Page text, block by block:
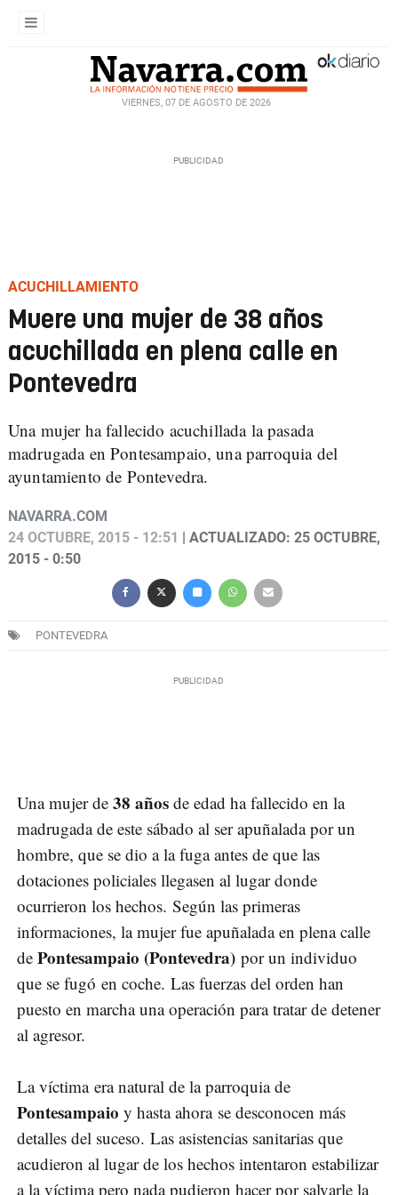
VIERNES, 07 DE AGOSTO DE 2026
ACUCHILLAMIENTO
Muere una mujer de 38 años
acuchillada en plena calle en
Pontevedra
Una mujer ha fallecido acuchillada la pasada
madrugada en Pontesampaio, una parroquia del
ayuntamiento de Pontevedra.
NAVARRA.COM
24 OCTUBRE, 2015 - 12:51 | ACTUALIZADO: 25 OCTUBRE,
2015 - 0:50
PONTEVEDRA
Una mujer de 38 años de edad ha fallecido en la
madrugada de este sábado al ser apuñalada por un
hombre, que se dio a la fuga antes de que las
dotaciones policiales llegasen al lugar donde
ocurrieron los hechos. Según las primeras
informaciones, la mujer fue apuñalada en plena calle
de Pontesampaio (Pontevedra) por un individuo
que se fugó en coche. Las fuerzas del orden han
puesto en marcha una operación para tratar de detener
al agresor.
La víctima era natural de la parroquia de
Pontesampaio y hasta ahora se desconocen más
detalles del suceso. Las asistencias sanitarias que
acudieron al lugar de los hechos intentaron estabilizar
a la víctima pero nada pudieron hacer por salvarle la